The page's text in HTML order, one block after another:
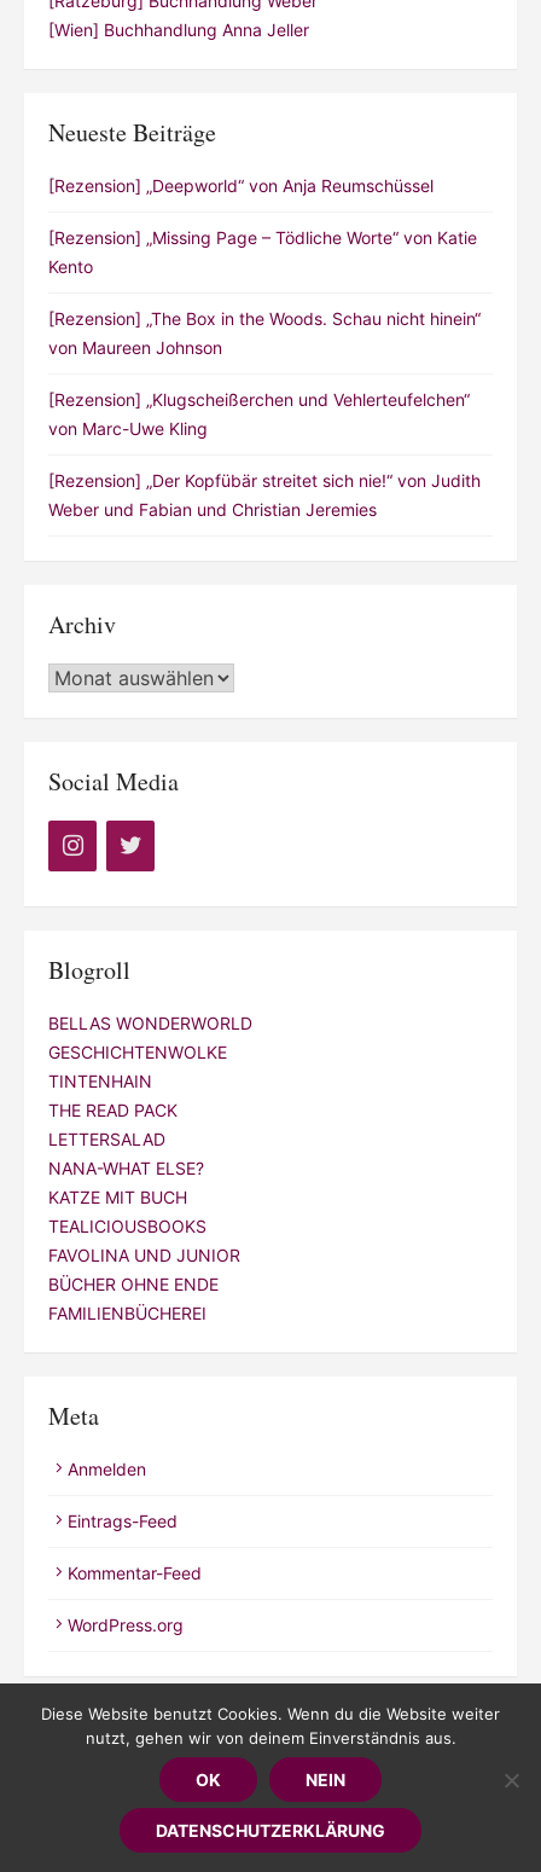
[Wien] Buchhandlung Anna Jeller
Neueste Beiträge
[Rezension] „Deepworld“ von Anja Reumschüssel
[Rezension] „Missing Page – Tödliche Worte“ von Katie
Kento
[Rezension] „The Box in the Woods. Schau nicht hinein“
von Maureen Johnson
[Rezension] „Klugscheißerchen und Vehlerteufelchen“
von Marc-Uwe Kling
[Rezension] „Der Kopfübär streitet sich nie!“ von Judith
Weber und Fabian und Christian Jeremies
Archiv
Archiv
Social Media
Blogroll
BELLAS WONDERWORLD
GESCHICHTENWOLKE
TINTENHAIN
THE READ PACK
LETTERSALAD
NANA-WHAT ELSE?
KATZE MIT BUCH
TEALICIOUSBOOKS
FAVOLINA UND JUNIOR
BÜCHER OHNE ENDE
FAMILIENBÜCHEREI
Meta
Anmelden
Eintrags-Feed
Kommentar-Feed
WordPress.org
© 2026 Kathrineverdeen
Powered by WordPress / Theme by Design Lab
Diese Website benutzt Cookies. Wenn du die Website weiter
nutzt, gehen wir von deinem Einverständnis aus.
OK NEIN
DATENSCHUTZERKLÄRUNG